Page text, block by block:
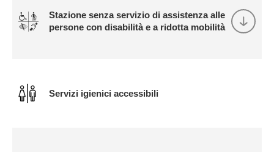
Stazione senza servizio di assistenza alle
persone con disabilità e a ridotta mobilità
Servizi igienici accessibili